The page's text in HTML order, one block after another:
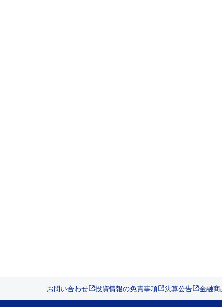
お問い合わせ 投資情報の免責事項 決算公告 金融